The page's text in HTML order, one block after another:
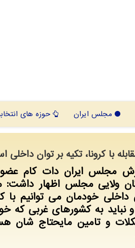
مجلس ایران حوزه های
با كرونا، تكیه بر توان داخلی
مجلس ایران دات كام عضو
ولایی مجلس اظهار داشت:
داخلی خودمان می توانیم با
و نباید به كشورهای غربی كه
و تامین مایحتاج شان